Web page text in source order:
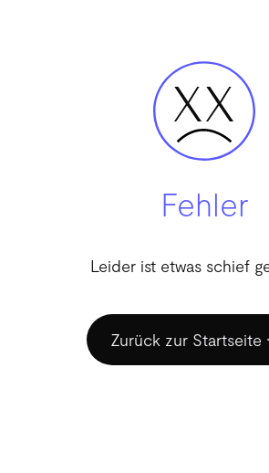
Fehler
Leider ist etwas schief
Zurück zur Startseite